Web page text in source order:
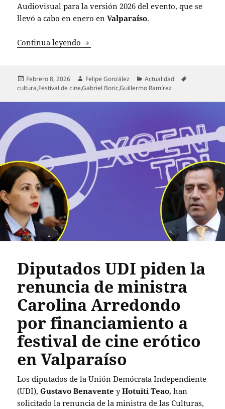
Audiovisual para la versión 2026 del evento, que se
llevó a cabo en enero enValparaíso.
Continua leyendo UDI exige renuncia de ministra
Publicado
el
Febrero 8, 2026 Autor
Felipe González Categorías
Actualidad
cultura,Festival de cine,Gabriel Boric,Guillermo Ramírez
Diputados UDI piden la
renuncia de ministra
Carolina Arredondo
por financiamiento a
festival de cine erótico
en Valparaíso
Los diputados de la Unión Demócrata Independiente
(UDI),Gustavo Benavente yHotuiti Teao, han
solicitado la renuncia de la ministra de las Culturas,